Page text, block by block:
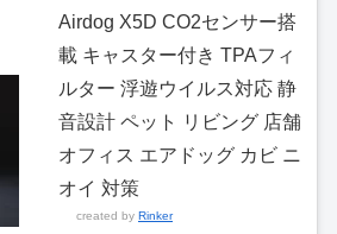
Airdog X5D CO2センサー搭
載 キャスター付き TPAフィ
ルター 浮遊ウイルス対応 静
音設計 ペット リビング 店舗
オフィス エアドッグ カビ ニ
オイ 対策
created by Rinker